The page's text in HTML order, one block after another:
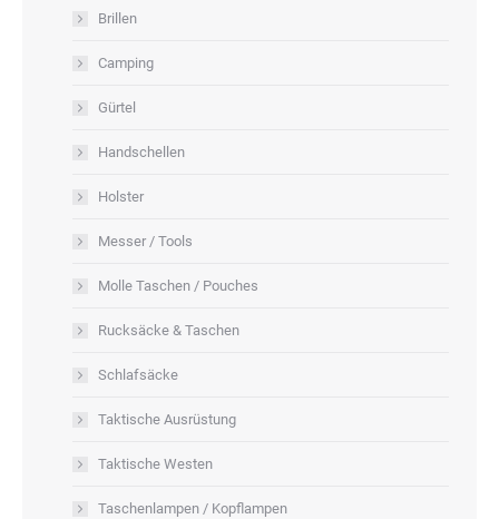
Brillen
Camping
Gürtel
Handschellen
Holster
Messer / Tools
Molle Taschen / Pouches
Rucksäcke & Taschen
Schlafsäcke
Taktische Ausrüstung
Taktische Westen
Taschenlampen / Kopflampen